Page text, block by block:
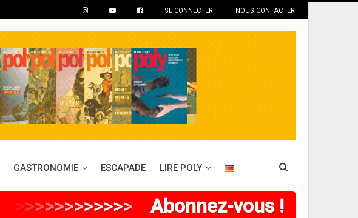
SE CONNECTER NOUS CONTACTER
GASTRONOMIE ESCAPADE LIRE POLY
>>>>>>>>>>> Abonnez-vous !